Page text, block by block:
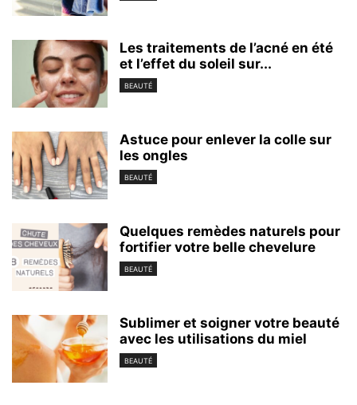
Les traitements de l’acné en été
et l’effet du soleil sur...
BEAUTÉ
Astuce pour enlever la colle sur
les ongles
BEAUTÉ
Quelques remèdes naturels pour
fortifier votre belle chevelure
BEAUTÉ
Sublimer et soigner votre beauté
avec les utilisations du miel
BEAUTÉ